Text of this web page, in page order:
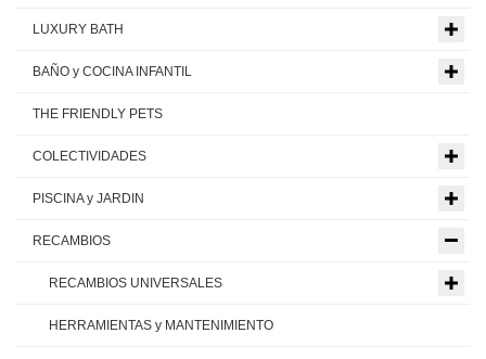
LUXURY BATH
BAÑO y COCINA INFANTIL
THE FRIENDLY PETS
COLECTIVIDADES
PISCINA y JARDIN
RECAMBIOS
RECAMBIOS UNIVERSALES
HERRAMIENTAS y MANTENIMIENTO